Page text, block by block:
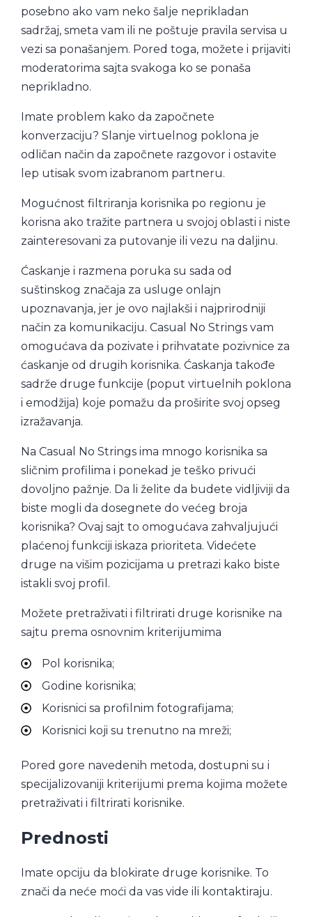
posebno ako vam neko šalje neprikladan
sadržaj, smeta vam ili ne poštuje pravila servisa u
vezi sa ponašanjem. Pored toga, možete i prijaviti
moderatorima sajta svakoga ko se ponaša
neprikladno.
Imate problem kako da započnete
konverzaciju? Slanje virtuelnog poklona je
odličan način da započnete razgovor i ostavite
lep utisak svom izabranom partneru.
Mogućnost filtriranja korisnika po regionu je
korisna ako tražite partnera u svojoj oblasti i niste
zainteresovani za putovanje ili vezu na daljinu.
Ćaskanje i razmena poruka su sada od
suštinskog značaja za usluge onlajn
upoznavanja, jer je ovo najlakši i najprirodniji
način za komunikaciju. Casual No Strings vam
omogućava da pozivate i prihvatate pozivnice za
ćaskanje od drugih korisnika. Ćaskanja takođe
sadrže druge funkcije (poput virtuelnih poklona
i emodžija) koje pomažu da proširite svoj opseg
izražavanja.
Na Casual No Strings ima mnogo korisnika sa
sličnim profilima i ponekad je teško privući
dovoljno pažnje. Da li želite da budete vidljiviji da
biste mogli da dosegnete do većeg broja
korisnika? Ovaj sajt to omogućava zahvaljujući
plaćenoj funkciji iskaza prioriteta. Videćete
druge na višim pozicijama u pretrazi kako biste
istakli svoj profil.
Možete pretraživati i filtrirati druge korisnike na
sajtu prema osnovnim kriterijumima
Pol korisnika;
Godine korisnika;
Korisnici sa profilnim fotografijama;
Korisnici koji su trenutno na mreži;
Pored gore navedenih metoda, dostupni su i
specijalizovaniji kriterijumi prema kojima možete
pretraživati i filtrirati korisnike.
Prednosti
Imate opciju da blokirate druge korisnike. To
znači da neće moći da vas vide ili kontaktiraju.